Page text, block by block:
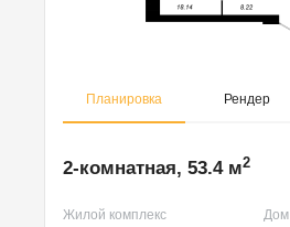
Планировка Рендер
2-комнатная, 53.4 м2
Жилой комплекс Дом